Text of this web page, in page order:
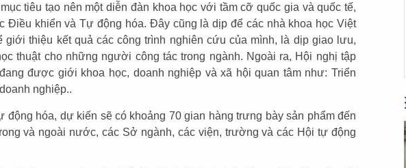
tiêu tạo nên một diễn đàn khoa học với tầm cỡ quốc gia và quốc tế,
Điều khiển và Tự động hóa. Đây cũng là dịp để các nhà khoa học Việt
giới thiệu kết quả các công trình nghiên cứu của mình, là dịp giao lưu,
thuật cho những người công tác trong ngành. Ngoài ra, Hội nghị tập
được giới khoa học, doanh nghiệp và xã hội quan tâm như: Triển
nghiệp..
động hóa, dự kiến sẽ có khoảng 70 gian hàng trưng bày sản phẩm đến
và ngoài nước, các Sở ngành, các viện, trường và các Hội tự động